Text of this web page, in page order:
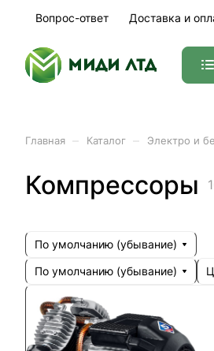
Вопрос-ответ Доставка и
Главная Каталог Электро и
Компрессоры
По умолчанию (убывание)
По умолчанию (убывание)